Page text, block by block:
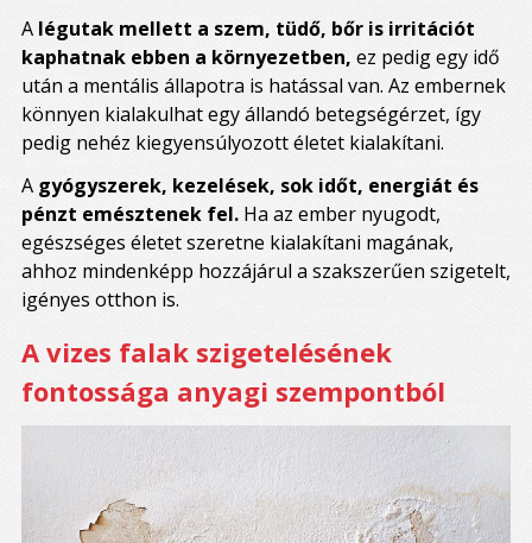
A légutak mellett a szem, tüdő, bőr is irritációt
kaphatnak ebben a környezetben, ez pedig egy idő
után a mentális állapotra is hatással van. Az embernek
könnyen kialakulhat egy állandó betegségérzet, így
pedig nehéz kiegyensúlyozott életet kialakítani.
A gyógyszerek, kezelések, sok időt, energiát és
pénzt emésztenek fel. Ha az ember nyugodt,
egészséges életet szeretne kialakítani magának,
ahhoz mindenképp hozzájárul a szakszerűen szigetelt,
igényes otthon is.
A vizes falak szigetelésének
fontossága anyagi szempontból